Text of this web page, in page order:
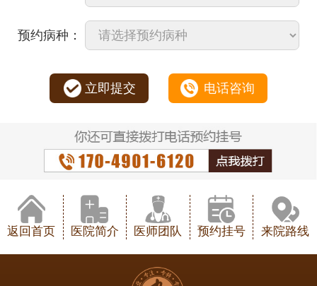
预约病种：
立即提交 电话咨询
返回首页 医院简介 医师团队 预约挂号 来院路线